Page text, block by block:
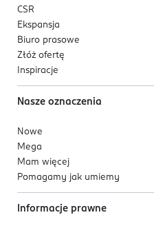
CSR
Ekspansja
Biuro prasowe
Złóż ofertę
Inspiracje
Nasze oznaczenia
Nowe
Mega
Mam więcej
Pomagamy jak umiemy
Informacje prawne